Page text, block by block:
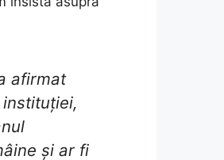
afirmat
și ar fi